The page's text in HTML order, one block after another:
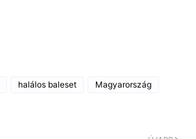
halálos baleset Magyarország